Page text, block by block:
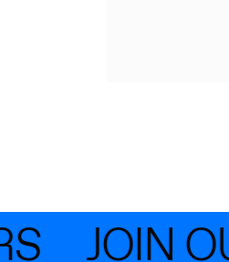
JOIN